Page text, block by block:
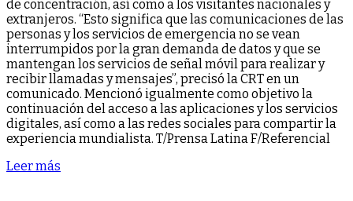
de concentración, así como a los visitantes nacionales y
extranjeros. “Esto significa que las comunicaciones de las
personas y los servicios de emergencia no se vean
interrumpidos por la gran demanda de datos y que se
mantengan los servicios de señal móvil para realizar y
recibir llamadas y mensajes”, precisó la CRT en un
comunicado. Mencionó igualmente como objetivo la
continuación del acceso a las aplicaciones y los servicios
digitales, así como a las redes sociales para compartir la
experiencia mundialista. T/Prensa Latina F/Referencial
Leer más